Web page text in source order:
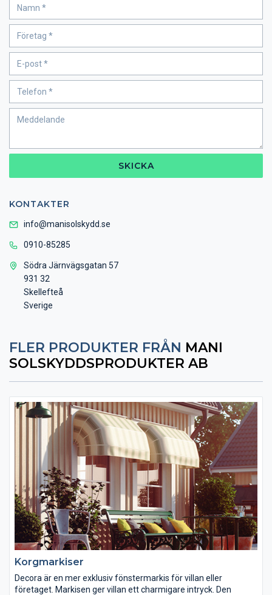
SKICKA
KONTAKTER
info@manisolskydd.se
0910-85285
Södra Järnvägsgatan 57
931 32
Skellefteå
Sverige
FLER PRODUKTER FRÅN MANI
SOLSKYDDSPRODUKTER AB
Korgmarkiser
Decora är en mer exklusiv fönstermarkis för villan eller
företaget. Markisen ger villan ett charmigare intryck. Den